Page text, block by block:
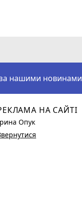
за нашими новинами
НА САЙТІ
Опук